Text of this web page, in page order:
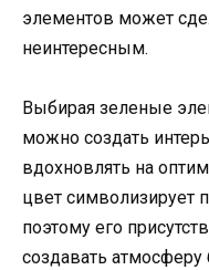
элементов может
неинтересным.
Выбирая зеленые
можно создать
вдохновлять на
цвет символизирует
поэтому его
создавать атмосферу